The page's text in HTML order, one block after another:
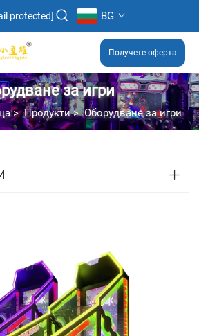
protected] BG
Получете оферта
за игри
>Продукти>Оборудване за игри